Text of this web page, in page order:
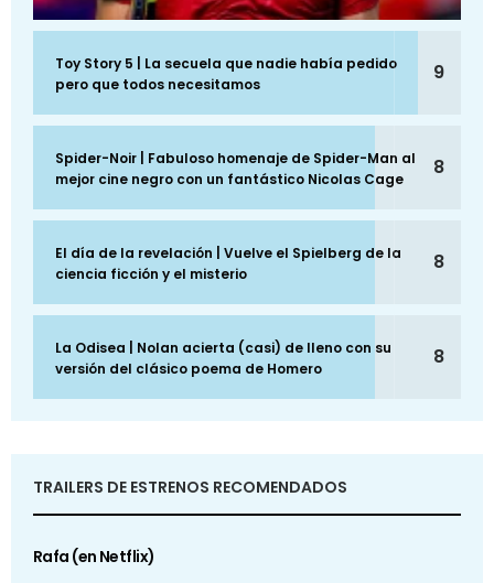
Toy Story 5 | La secuela que nadie había pedido
pero que todos necesitamos
9
Spider-Noir | Fabuloso homenaje de Spider-Man al
mejor cine negro con un fantástico Nicolas Cage
8
El día de la revelación | Vuelve el Spielberg de la
ciencia ficción y el misterio
8
La Odisea | Nolan acierta (casi) de lleno con su
versión del clásico poema de Homero
8
TRAILERS DE ESTRENOS RECOMENDADOS
Rafa (en Netflix)